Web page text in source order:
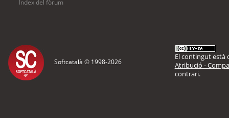
Índex del fòrum
Softcatalà © 1998-2026
El contingut està
Atribució -
contrari.